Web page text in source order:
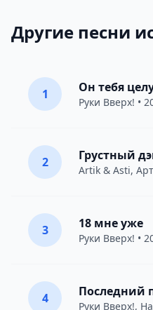
Другие песни
1 Он тебя
Руки Вверх! •
2 Грустный
Artik & Asti,
3 18 мне уже
Руки Вверх! •
4 Последний
Руки Вверх!,